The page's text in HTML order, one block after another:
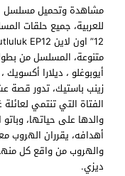
للعربية، جميع حلقات
متنوعة، المسلسل من
أيوبوغلو ، ديلارا
زينب باستيك، تدور
الفتاة التي تنتمي
والدها على حياتها،
أهدافه، يقرران
والهروب من واقع كل
ديزي.